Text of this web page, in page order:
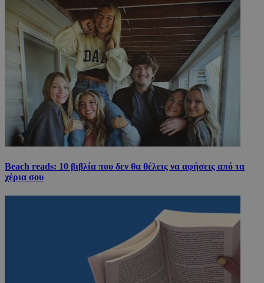
Beach reads: 10 βιβλία που δεν θα θέλεις να αφήσεις από τα
χέρια σου